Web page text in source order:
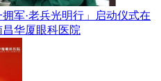
军·老兵光明行」启动仪式在
昌华厦眼科医院